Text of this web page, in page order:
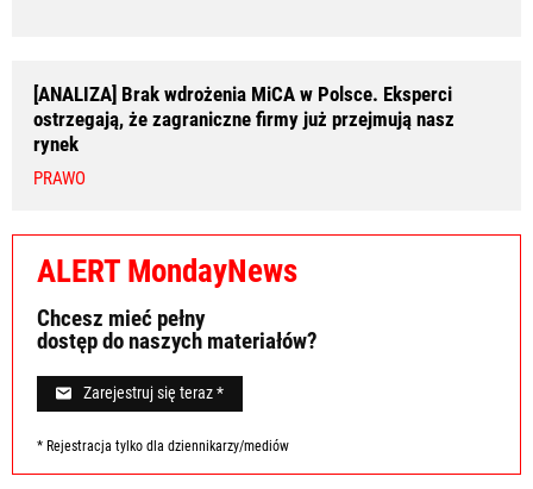
[ANALIZA] Brak wdrożenia MiCA w Polsce. Eksperci
ostrzegają, że zagraniczne firmy już przejmują nasz
rynek
PRAWO
ALERT MondayNews
Chcesz mieć pełny
dostęp do naszych materiałów?
Zarejestruj się teraz *
* Rejestracja tylko dla dziennikarzy/mediów